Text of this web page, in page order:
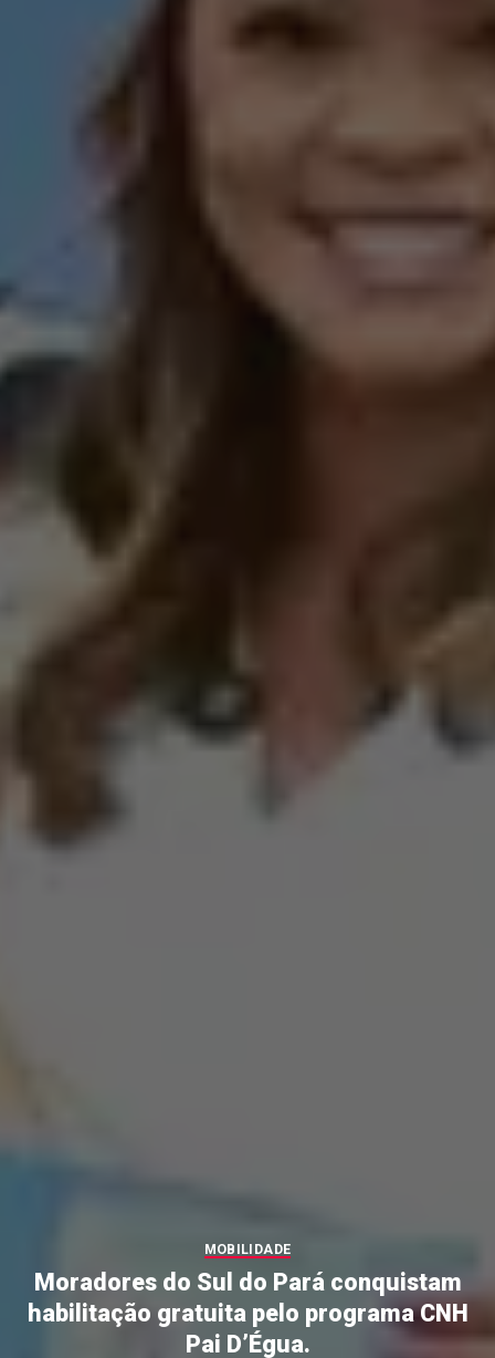
MOBILIDADE
Moradores do Sul do Pará conquistam
habilitação gratuita pelo programa CNH
Pai D’Égua.